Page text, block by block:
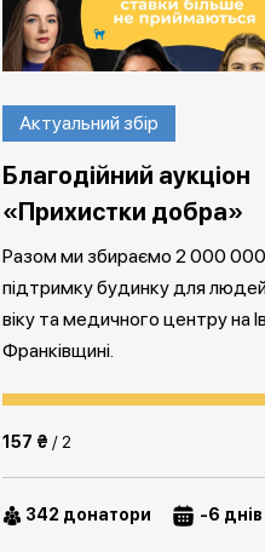
Актуальний збір
Благодійний аукціон
«Прихистки добра»
Разом ми збираємо 2 000
підтримку будинку для
віку та медичного центру на
Франківщині.
157 ₴ / 2
342 донатори -6